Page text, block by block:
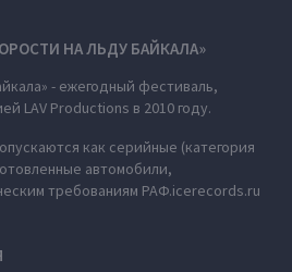
НА ЛЬДУ БАЙКАЛА»
- ежегодный фестиваль,
LAV Productions в 2010 году.
как серийные (категория
автомобили,
требованиям РАФ.icerecords.ru